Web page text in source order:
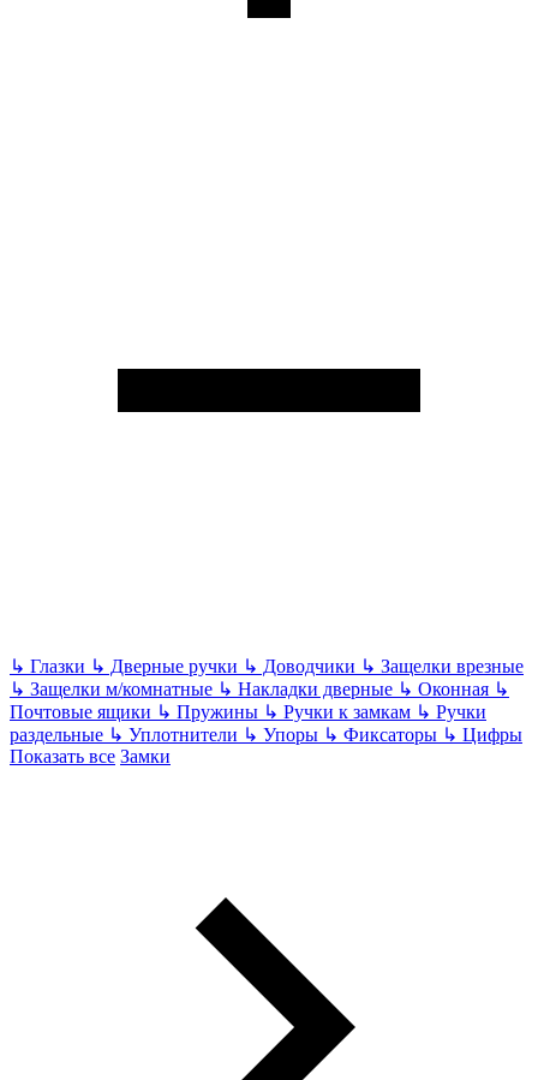
↳ Глазки ↳ Дверные ручки ↳ Доводчики ↳ Защелки врезные
↳ Защелки м/комнатные ↳ Накладки дверные ↳ Оконная ↳
Почтовые ящики ↳ Пружины ↳ Ручки к замкам ↳ Ручки
раздельные ↳ Уплотнители ↳ Упоры ↳ Фиксаторы ↳ Цифры
Показать все Замки